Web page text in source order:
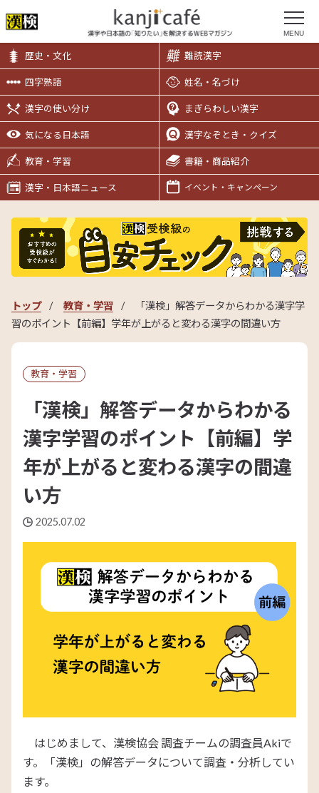
MENU
歴史・文化 難読漢字
四字熟語 姓名・名づけ
漢字の使い分け まぎらわしい漢字
気になる日本語 漢字なぞとき・クイズ
教育・学習 書籍・商品紹介
漢字・日本語ニュース イベント・キャンペーン
トップ 教育・学習
「漢検」解答データからわかる漢字学
習のポイント【前編】学年が上がると変わる漢字の間違い方
教育・学習
「漢検」解答データからわかる
漢字学習のポイント【前編】学
年が上がると変わる漢字の間違
い方
2025.07.02
はじめまして、漢検協会 調査チームの調査員Akiで
す。「漢検」の解答データについて調査・分析してい
ます。